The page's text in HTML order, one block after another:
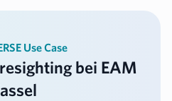
Use Case
bei EAM